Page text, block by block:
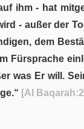
ihm - hat
- außer der
dem
Fürsprache
was Er will.
[Al